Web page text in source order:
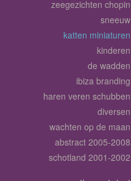
zeegezichten chopin
sneeuw
katten miniaturen
kinderen
de wadden
ibiza branding
haren veren schubben
diversen
wachten op de maan
abstract 2005-2008
schotland 2001-2002